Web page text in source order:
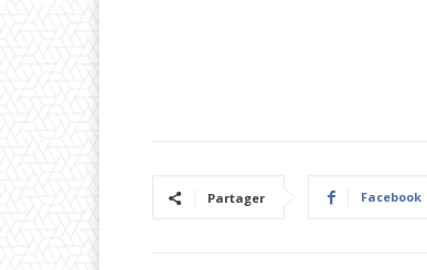
Partager Facebook